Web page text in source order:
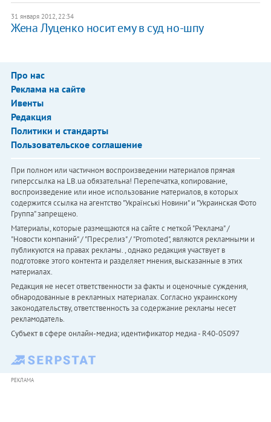
31 января 2012, 22:34
Жена Луценко носит ему в суд но-шпу
Про нас
Реклама на сайте
Ивенты
Редакция
Политики и стандарты
Пользовательское соглашение
При полном или частичном воспроизведении материалов прямая
гиперссылка на LB.ua обязательна! Перепечатка, копирование,
воспроизведение или иное использование материалов, в которых
содержится ссылка на агентство "Українськi Новини" и "Украинская Фото
Группа" запрещено.
Материалы, которые размещаются на сайте с меткой "Реклама" /
"Новости компаний" / "Пресрелиз" / "Promoted", являются рекламными и
публикуются на правах рекламы. , однако редакция участвует в
подготовке этого контента и разделяет мнения, высказанные в этих
материалах.
Редакция не несет ответственности за факты и оценочные суждения,
обнародованные в рекламных материалах. Согласно украинскому
законодательству, ответственность за содержание рекламы несет
рекламодатель.
Субъект в сфере онлайн-медиа; идентификатор медиа - R40-05097
РЕКЛАМА